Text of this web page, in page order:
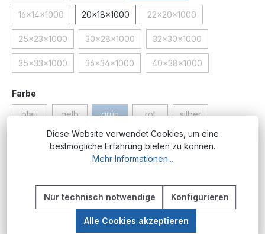
16x14x1000(Diese Option ist zurzeit nicht verfügbar.)
20x18x1000 22x20x1000(Diese Option ist zurzeit
25x23x1000(Diese Option ist zurzeit nicht verfügbar.)
30x28x1000(Diese Option ist zurzeit nicht verfügbar.)
32x30x1000(Diese Option ist zurzeit
35x33x1000(Diese Option ist zurzeit nicht verfügbar.)
36x34x1000(Diese Option ist zurzeit nicht verfügbar.)
40x38x1000(Diese Option ist zurzeit
Farbe
blau(Diese Option ist zurzeit nicht verfügbar.)
gelb(Diese Option ist zurzeit nicht verfügbar.)
grün(Diese Option ist zurzeit nicht verfügbar.)
rot(Diese Option ist zurzeit nicht
silber(Diese Option ist
Produktnummer:CFK.R12x10x1000.gr
Beschreibung
Produktübersicht Die CFK-Rohre 3K Carbon in
farbig glänzender Ausführung stellen eine
Diese Website verwendet Cookies, um eine
bestmögliche Erfahrung bieten zu können.
Mehr Informationen...
Nur technisch notwendige Konfigurieren
Alle Cookies akzeptieren